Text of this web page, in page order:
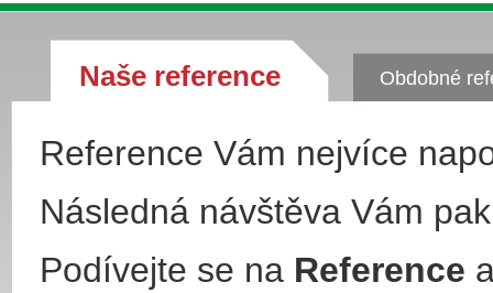
Naše reference Obdobné
Reference Vám nejvíce
Následná návštěva Vám
Podívejte se na Reference